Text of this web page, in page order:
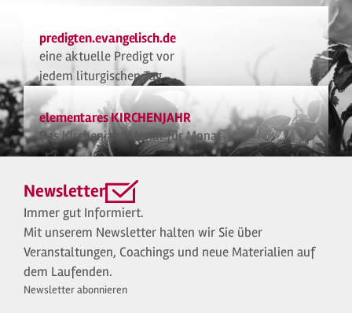
predigten.evangelisch.de
eine aktuelle Predigt vor
jedem liturgischen Tag
elementares KIRCHENJAHR
Das Kirchenjahr Monat für Monat
Newsletter
Immer gut Informiert.
Mit unserem Newsletter halten wir Sie über
Veranstaltungen, Coachings und neue Materialien auf
dem Laufenden.
Newsletter abonnieren